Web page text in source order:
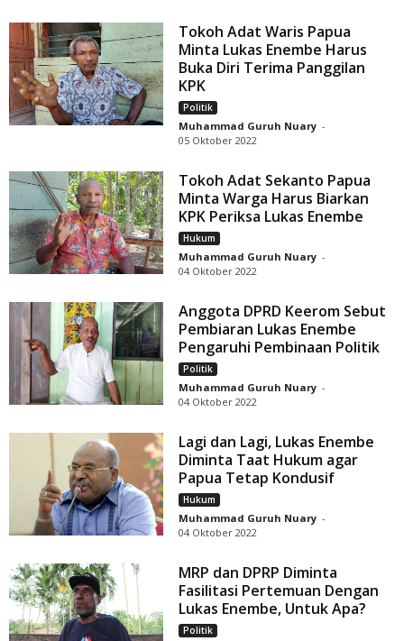
Tokoh Adat Waris Papua
Minta Lukas Enembe Harus
Buka Diri Terima Panggilan
KPK
Politik
Muhammad Guruh Nuary -
05 Oktober 2022
Tokoh Adat Sekanto Papua
Minta Warga Harus Biarkan
KPK Periksa Lukas Enembe
Hukum
Muhammad Guruh Nuary -
04 Oktober 2022
Anggota DPRD Keerom Sebut
Pembiaran Lukas Enembe
Pengaruhi Pembinaan Politik
Politik
Muhammad Guruh Nuary -
04 Oktober 2022
Lagi dan Lagi, Lukas Enembe
Diminta Taat Hukum agar
Papua Tetap Kondusif
Hukum
Muhammad Guruh Nuary -
04 Oktober 2022
MRP dan DPRP Diminta
Fasilitasi Pertemuan Dengan
Lukas Enembe, Untuk Apa?
Politik